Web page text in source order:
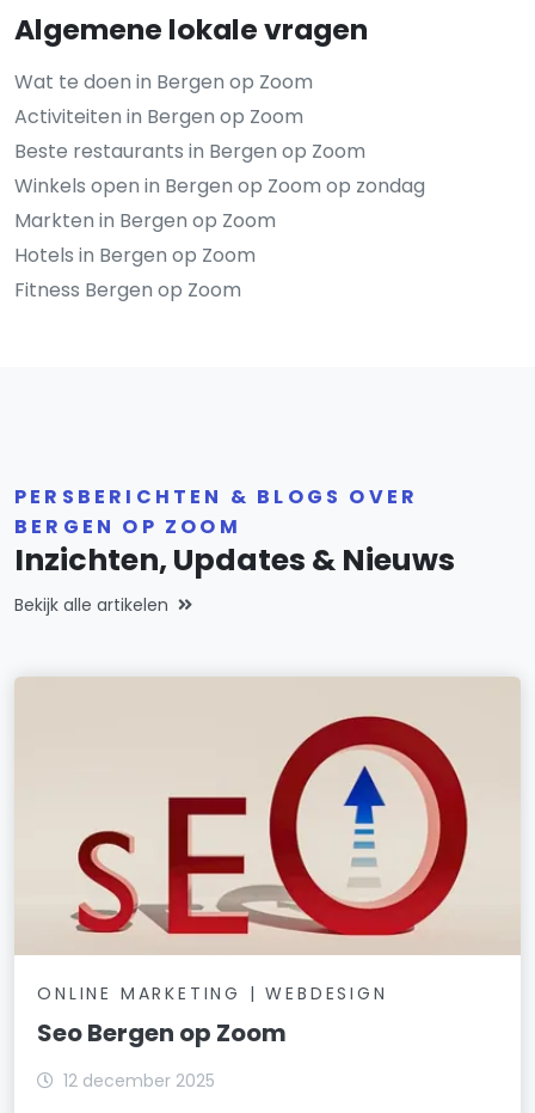
Algemene lokale vragen
Wat te doen in Bergen op Zoom
Activiteiten in Bergen op Zoom
Beste restaurants in Bergen op Zoom
Winkels open in Bergen op Zoom op zondag
Markten in Bergen op Zoom
Hotels in Bergen op Zoom
Fitness Bergen op Zoom
PERSBERICHTEN & BLOGS OVER
BERGEN OP ZOOM
Inzichten, Updates & Nieuws
Bekijk alle artikelen
ONLINE MARKETING | WEBDESIGN
Seo Bergen op Zoom
12 december 2025